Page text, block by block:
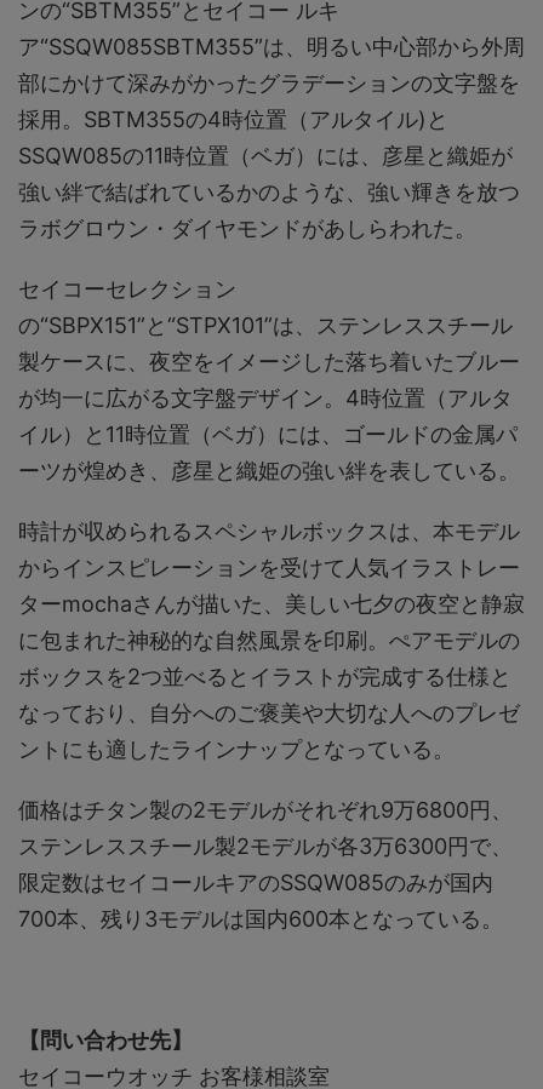
ンの“SBTM355”とセイコー ルキ
ア“SSQW085SBTM355”は、明るい中心部から外周
部にかけて深みがかったグラデーションの文字盤を
採用。SBTM355の4時位置（アルタイル)と
SSQW085の11時位置（ベガ）には、彦星と織姫が
強い絆で結ばれているかのような、強い輝きを放つ
ラボグロウン・ダイヤモンドがあしらわれた。
セイコーセレクション
の“SBPX151”と“STPX101”は、ステンレススチール
製ケースに、夜空をイメージした落ち着いたブルー
が均一に広がる文字盤デザイン。4時位置（アルタ
イル）と11時位置（ベガ）には、ゴールドの金属パ
ーツが煌めき、彦星と織姫の強い絆を表している。
時計が収められるスペシャルボックスは、本モデル
からインスピレーションを受けて人気イラストレー
ターmochaさんが描いた、美しい七夕の夜空と静寂
に包まれた神秘的な自然風景を印刷。ぺアモデルの
ボックスを2つ並べるとイラストが完成する仕様と
なっており、自分へのご褒美や大切な人へのプレゼ
ントにも適したラインナップとなっている。
価格はチタン製の2モデルがそれぞれ9万6800円、
ステンレススチール製2モデルが各3万6300円で、
限定数はセイコールキアのSSQW085のみが国内
700本、残り3モデルは国内600本となっている。
【問い合わせ先】
セイコーウオッチ お客様相談室